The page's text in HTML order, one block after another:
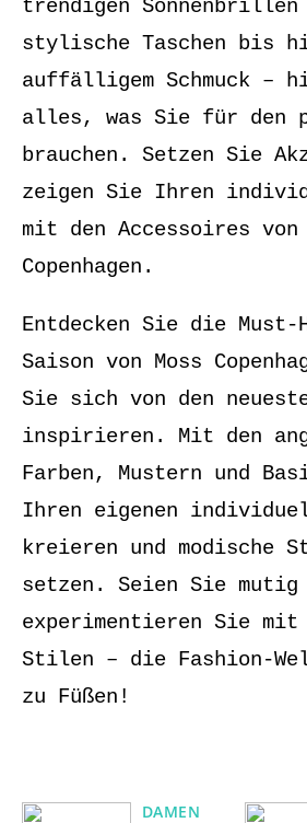
trendigen Sonnenbrillen
stylische Taschen bis
auffälligem Schmuck –
alles, was Sie für den
brauchen. Setzen Sie
zeigen Sie Ihren
mit den Accessoires von
Copenhagen.
Entdecken Sie die Must-
Saison von Moss
Sie sich von den
inspirieren. Mit den
Farben, Mustern und
Ihren eigenen
kreieren und modische
setzen. Seien Sie mutig
experimentieren Sie mit
Stilen – die Fashion-
zu Füßen!
DAMEN